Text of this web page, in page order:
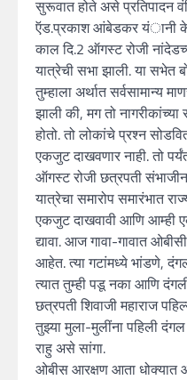
सुरूवात होते असे प्रतिपादन
ऍड.प्रकाश आंबेडकर यंानी
काल दि.2 ऑगस्ट रोजी
यात्रेची सभा झाली. या सभेत
तुम्हाला अर्थात सर्वसामान्य
झाली की, मग तो
होतो. तो लोकांचे प्रश्न
एकजुट दाखवणार नाही. तो
ऑगस्ट रोजी छत्रपती
यात्रेचा समारोप समारंभात
एकजुट दाखवावी आणि आम्ही
द्यावा. आज गावा-गावात
आहेत. त्या गटांमध्ये भांडणे,
त्यात तुम्ही पडू नका आणि
छत्रपती शिवाजी महाराज
तुझ्या मुला-मुलींना पहिली
राहु असे सांगा.
ओबीस आरक्षण आता धोक्यात